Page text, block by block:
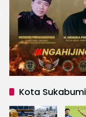
Kota Sukabumi